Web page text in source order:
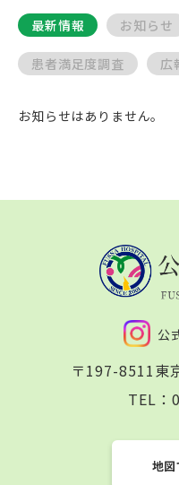
最新情報 お知らせ
患者満足度調査 広
お知らせはありません。
公
〒197-8511東
TEL：
地